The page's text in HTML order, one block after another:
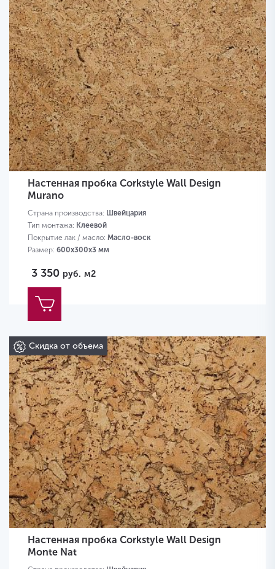
Настенная пробка Corkstyle Wall Design
Murano
Страна производства: Швейцария
Тип монтажа: Клеевой
Покрытие лак / масло: Масло-воск
Размер: 600х300х3 мм
3 350 руб. м2
Скидка от объема
Настенная пробка Corkstyle Wall Design
Monte Nat